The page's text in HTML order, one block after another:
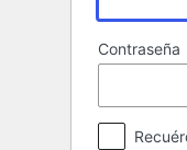
Contraseña